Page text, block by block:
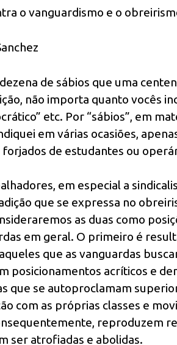
o vanguardismo e o
de sábios que uma
não importa quanto vocês
etc. Por “sábios”, em
em várias ocasiões,
de estudantes ou
em especial a
que se expressa no
as duas como
em geral. O primeiro é
que as vanguardas
posicionamentos acríticos e
que se autoproclamam
com as próprias classes e
reproduzem
ser atrofiadas e abolidas.